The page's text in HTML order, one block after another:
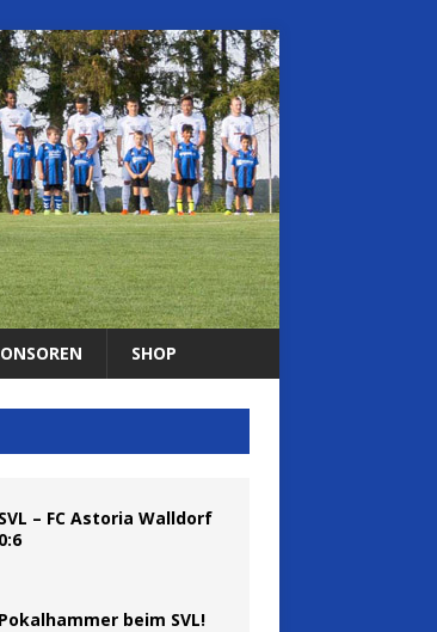
SHOP
SVL – FC Astoria Walldorf
0:6
Pokalhammer beim SVL!